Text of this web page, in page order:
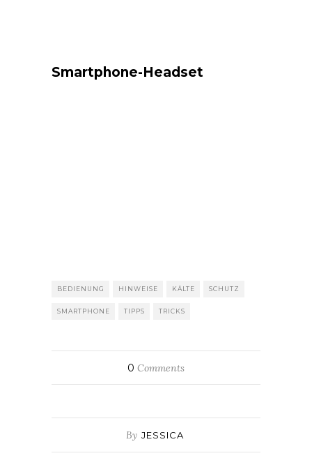
Smartphone-Headset
BEDIENUNG HINWEISE KÄLTE SCHUTZ
SMARTPHONE TIPPS TRICKS
0 Comments
By JESSICA